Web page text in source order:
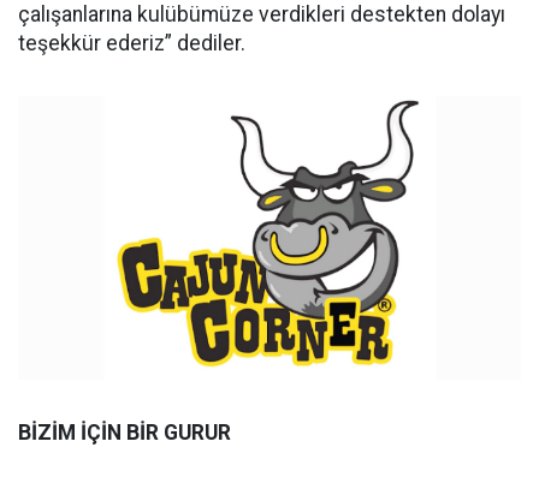
çalışanlarına kulübümüze verdikleri destekten dolayı
teşekkür ederiz” dediler.
BİZİM İÇİN BİR GURUR